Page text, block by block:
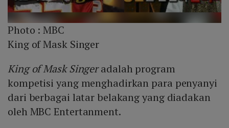
Photo :MBC
King of Mask Singer
King of Mask Singeradalah program
kompetisi yang menghadirkan para penyanyi
dari berbagai latar belakang yang diadakan
oleh MBC Entertanment.